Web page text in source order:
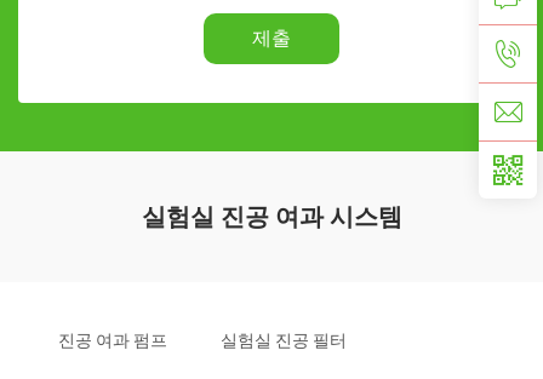
제출
실험실 진공 여과 시스템
진공 여과 펌프 실험실 진공 필터